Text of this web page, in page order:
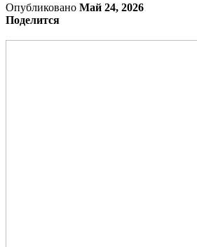
Опубликовано Май 24, 2026
Поделится